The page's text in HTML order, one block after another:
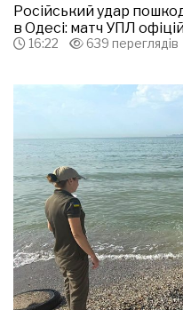
Російський удар
в Одесі: матч УПЛ
16:22 639 переглядів